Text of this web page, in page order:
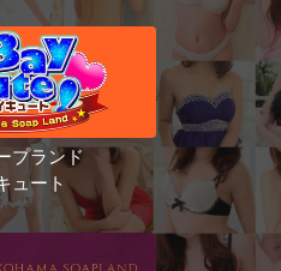
プランド
ュート